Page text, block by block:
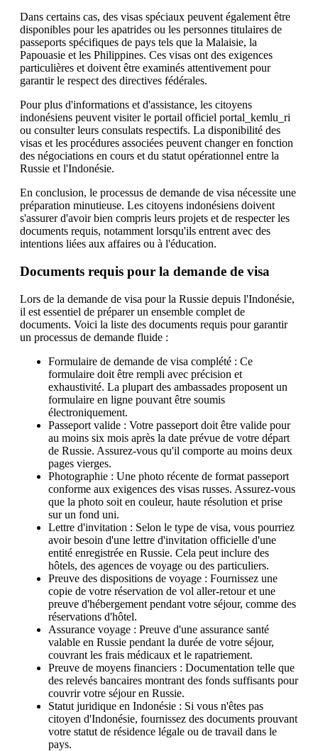
Dans certains cas, des visas spéciaux peuvent également être
disponibles pour les apatrides ou les personnes titulaires de
passeports spécifiques de pays tels que la Malaisie, la
Papouasie et les Philippines. Ces visas ont des exigences
particulières et doivent être examinés attentivement pour
garantir le respect des directives fédérales.
Pour plus d'informations et d'assistance, les citoyens
indonésiens peuvent visiter le portail officiel portal_kemlu_ri
ou consulter leurs consulats respectifs. La disponibilité des
visas et les procédures associées peuvent changer en fonction
des négociations en cours et du statut opérationnel entre la
Russie et l'Indonésie.
En conclusion, le processus de demande de visa nécessite une
préparation minutieuse. Les citoyens indonésiens doivent
s'assurer d'avoir bien compris leurs projets et de respecter les
documents requis, notamment lorsqu'ils entrent avec des
intentions liées aux affaires ou à l'éducation.
Documents requis pour la demande de visa
Lors de la demande de visa pour la Russie depuis l'Indonésie,
il est essentiel de préparer un ensemble complet de
documents. Voici la liste des documents requis pour garantir
un processus de demande fluide :
Formulaire de demande de visa complété : Ce
formulaire doit être rempli avec précision et
exhaustivité. La plupart des ambassades proposent un
formulaire en ligne pouvant être soumis
électroniquement.
Passeport valide : Votre passeport doit être valide pour
au moins six mois après la date prévue de votre départ
de Russie. Assurez-vous qu'il comporte au moins deux
pages vierges.
Photographie : Une photo récente de format passeport
conforme aux exigences des visas russes. Assurez-vous
que la photo soit en couleur, haute résolution et prise
sur un fond uni.
Lettre d'invitation : Selon le type de visa, vous pourriez
avoir besoin d'une lettre d'invitation officielle d'une
entité enregistrée en Russie. Cela peut inclure des
hôtels, des agences de voyage ou des particuliers.
Preuve des dispositions de voyage : Fournissez une
copie de votre réservation de vol aller-retour et une
preuve d'hébergement pendant votre séjour, comme des
réservations d'hôtel.
Assurance voyage : Preuve d'une assurance santé
valable en Russie pendant la durée de votre séjour,
couvrant les frais médicaux et le rapatriement.
Preuve de moyens financiers : Documentation telle que
des relevés bancaires montrant des fonds suffisants pour
couvrir votre séjour en Russie.
Statut juridique en Indonésie : Si vous n'êtes pas
citoyen d'Indonésie, fournissez des documents prouvant
votre statut de résidence légale ou de travail dans le
pays.